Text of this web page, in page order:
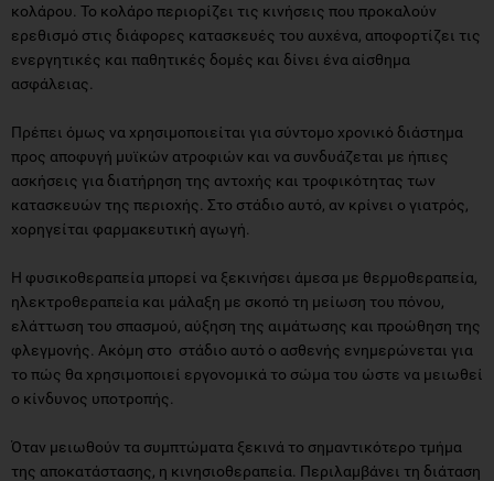
κολάρου. Το κολάρο περιορίζει τις κινήσεις που προκαλούν
ερεθισμό στις διάφορες κατασκευές του αυχένα, αποφορτίζει τις
ενεργητικές και παθητικές δομές και δίνει ένα αίσθημα
ασφάλειας.
Πρέπει όμως να χρησιμοποιείται για σύντομο χρονικό διάστημα
προς αποφυγή μυϊκών ατροφιών και να συνδυάζεται με ήπιες
ασκήσεις για διατήρηση της αντοχής και τροφικότητας των
κατασκευών της περιοχής. Στο στάδιο αυτό, αν κρίνει ο γιατρός,
χορηγείται φαρμακευτική αγωγή.
Η φυσικοθεραπεία μπορεί να ξεκινήσει άμεσα με θερμοθεραπεία,
ηλεκτροθεραπεία και μάλαξη με σκοπό τη μείωση του πόνου,
ελάττωση του σπασμού, αύξηση της αιμάτωσης και προώθηση της
φλεγμονής. Ακόμη στο στάδιο αυτό ο ασθενής ενημερώνεται για
το πώς θα χρησιμοποιεί εργονομικά το σώμα του ώστε να μειωθεί
ο κίνδυνος υποτροπής.
Όταν μειωθούν τα συμπτώματα ξεκινά το σημαντικότερο τμήμα
της αποκατάστασης, η κινησιοθεραπεία. Περιλαμβάνει τη διάταση